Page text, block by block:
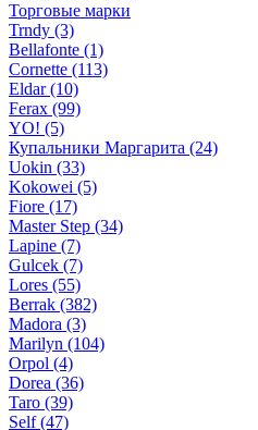
Торговые марки
Trndy (3)
Bellafonte (1)
Cornette (113)
Eldar (10)
Ferax (99)
YO! (5)
Купальники Маргарита (24)
Uokin (33)
Kokowei (5)
Fiore (17)
Master Step (34)
Lapine (7)
Gulcek (7)
Lores (55)
Berrak (382)
Madora (3)
Marilyn (104)
Orpol (4)
Dorea (36)
Taro (39)
Self (47)